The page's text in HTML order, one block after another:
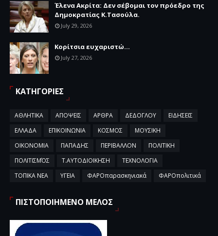
Έλενα Ακρίτα: Δεν σέβομαι τον πρόεδρο της
Δημοκρατίας Κ.Τασούλα.
July 29, 2026
Κορίτσια ευχαριστώ...
July 27, 2026
ΚΑΤΗΓΟΡΙΕΣ
ΑΘΛΗΤΙΚΑ ΑΠΟΨΕΙΣ ΑΡΘΡΑ ΔΕΔΟΓΛΟΥ
ΕΙΔΗΣΕΙΣ
ΕΛΛΑΔΑ
ΕΠΙΚΟΙΝΩΝΙΑ ΚΟΣΜΟΣ
ΜΟΥΣΙΚΗ
ΟΙΚΟΝΟΜΙΑ
ΠΑΠΑΔΗΣ ΠΕΡΙΒΑΛΛΟΝ
ΠΟΛΙΤΙΚΗ
ΠΟΛΙΤΙΣΜΌΣ
Τ.ΑΥΤΟΔΙΟΙΚΗΣΗ
ΤΕΧΝΟΛΟΓΙΑ
ΤΟΠΙΚΑ ΝΕΑ
ΥΓΕΙΑ ΦΑΡΟπαρασκηνιακά ΦΑΡΟπολιτικά
ΠΙΣΤΟΠΟΙΗΜΕΝΟ ΜΕΛΟΣ